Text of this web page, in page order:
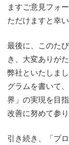
ますご意見フォー
ただけますと幸い
最後に、このた
き、大変ありが
弊社といたしま
グラムを書いて
界」の実現を目
改善に努めて参り
引き続き、「プ